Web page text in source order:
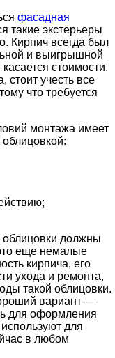
фасадная
такие экстерьеры
Кирпич всегда был
и выигрышной
стоимости.
стоит учесть все
что требуется
монтажа имеет
облицовки должны
еще немалые
кирпича, его
ухода и ремонта,
такой облицовки.
вариант —
для оформления
для
в любом